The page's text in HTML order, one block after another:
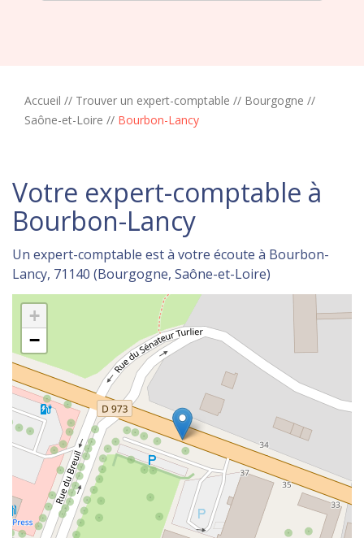
Accueil // Trouver un expert-comptable // Bourgogne //
Saône-et-Loire // Bourbon-Lancy
Votre expert-comptable à
Bourbon-Lancy
Un expert-comptable est à votre écoute à Bourbon-
Lancy, 71140 (Bourgogne, Saône-et-Loire)
+
−